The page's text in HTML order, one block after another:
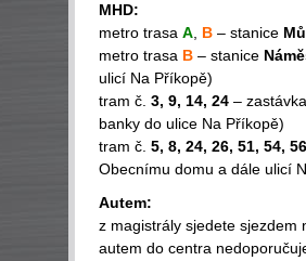
MHD:
metro trasa A B – stanice
metro trasa B – stanice
ulicí Na Příkopě)
tram č. 3, 9, 14, 24 –
banky do ulice Na Příkopě)
tram č. 5, 8, 24, 26, 51, 54, 56
Obecnímu domu a dále ulicí
Autem:
z magistrály sjedete sjezdem
autem do centra